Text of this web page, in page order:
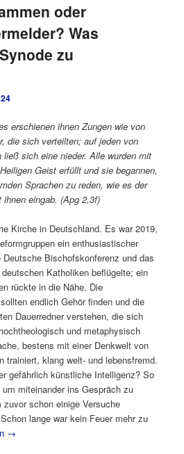
oder
Was
zu
erschienen ihnen Zungen wie von
die sich verteilten; auf jeden von
ließ sich eine nieder. Alle wurden mit
Geist erfüllt und sie begannen,
Sprachen zu reden, wie es der
ihnen eingab. (Apg 2,3f)
Kirche in Deutschland. Es war 2019,
ein enthusiastischer
Bischofskonferenz und das
Katholiken beflügelte; ein
rückte in die Nähe. Die
endlich Gehör finden und die
Dauerredner verstehen, die sich
und metaphysisch
bestens mit einer Denkwelt von
trainiert, klang welt- und lebensfremd.
gefährlich künstliche Intelligenz? So
miteinander ins Gespräch zu
schon einige Versuche
lange war kein Feuer mehr zu
→